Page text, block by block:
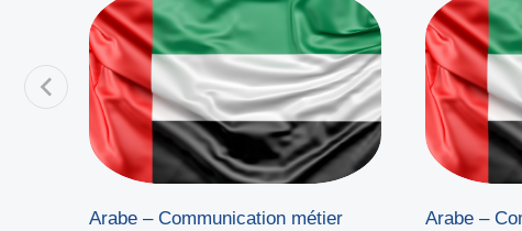
Arabe – Communication métier
Arabe –